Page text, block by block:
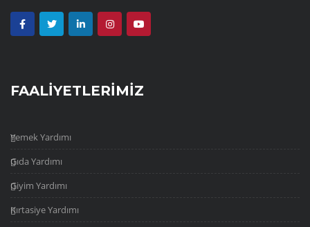
FAALİYETLERİMİZ
Yemek Yardımı
Gıda Yardımı
Giyim Yardımı
Kırtasiye Yardımı